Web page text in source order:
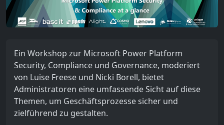
Ein Workshop zur Microsoft Power Platform
Security, Compliance und Governance, moderiert
von Luise Freese und Nicki Borell, bietet
Administratoren eine umfassende Sicht auf diese
Themen, um Geschäftsprozesse sicher und
zielführend zu gestalten.